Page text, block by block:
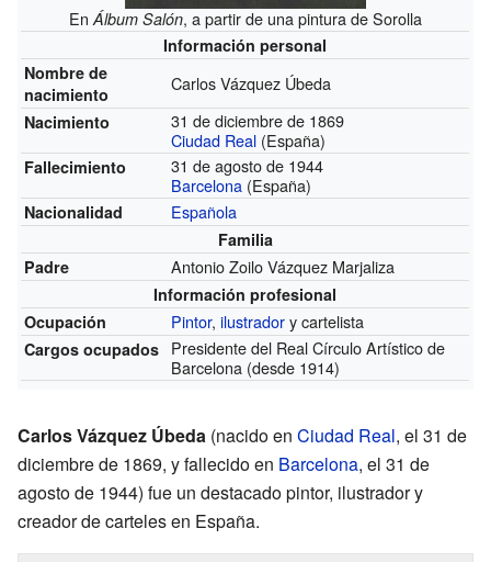
En Álbum Salón, a partir de una pintura de Sorolla
Información personal
Nombre de
nacimiento
Carlos Vázquez Úbeda
Nacimiento
31 de diciembre de 1869
Ciudad Real (España)
Fallecimiento
31 de agosto de 1944
Barcelona (España)
Nacionalidad Española
Familia
Padre
Antonio Zoilo Vázquez Marjaliza
Información profesional
Ocupación
Pintor,ilustradory cartelista
Cargos ocupados Presidente del Real Círculo Artístico de
Barcelona (desde 1914)
Carlos Vázquez Úbeda (nacido en Ciudad Real, el 31 de
diciembre de 1869, y fallecido en Barcelona, el 31 de
agosto de 1944) fue un destacado pintor, ilustrador y
creador de carteles en España.